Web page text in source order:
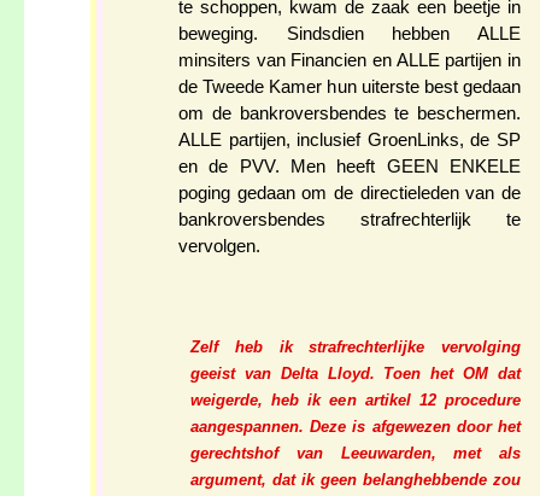
te schoppen, kwam de zaak een beetje in
beweging. Sindsdien hebben ALLE
minsiters van Financien en ALLE partijen in
de Tweede Kamer hun uiterste best gedaan
om de bankroversbendes te beschermen.
ALLE partijen, inclusief GroenLinks, de SP
en de PVV. Men heeft GEEN ENKELE
poging gedaan om de directieleden van de
bankroversbendes strafrechterlijk te
vervolgen.
Zelf heb ik strafrechterlijke vervolging
geeist van Delta Lloyd. Toen het OM dat
weigerde, heb ik een artikel 12 procedure
aangespannen. Deze is afgewezen door het
gerechtshof van Leeuwarden, met als
argument, dat ik geen belanghebbende zou